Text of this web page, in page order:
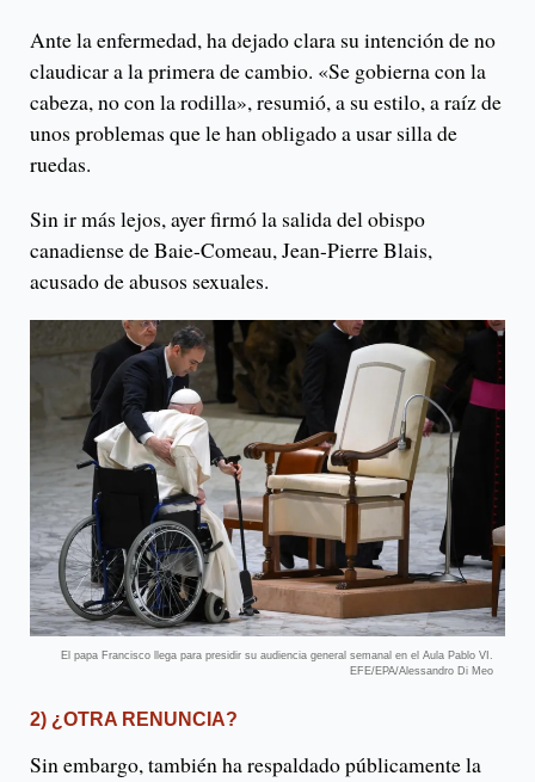
Ante la enfermedad, ha dejado clara su intención de no
claudicar a la primera de cambio. «Se gobierna con la
cabeza, no con la rodilla», resumió, a su estilo, a raíz de
unos problemas que le han obligado a usar silla de
ruedas.
Sin ir más lejos, ayer firmó la salida del obispo
canadiense de Baie-Comeau, Jean-Pierre Blais,
acusado de abusos sexuales.
El papa Francisco llega para presidir su audiencia general semanal en el Aula Pablo VI.
EFE/EPA/Alessandro Di Meo
2) ¿OTRA RENUNCIA?
Sin embargo, también ha respaldado públicamente la